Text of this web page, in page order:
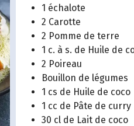
1 échalote
2 Carotte
2 Pomme de terre
1 c. à s. de Huile de
2 Poireau
Bouillon de légumes
1 cs de Huile de coco
1 cc de Pâte de curry
30 cl de Lait de coco